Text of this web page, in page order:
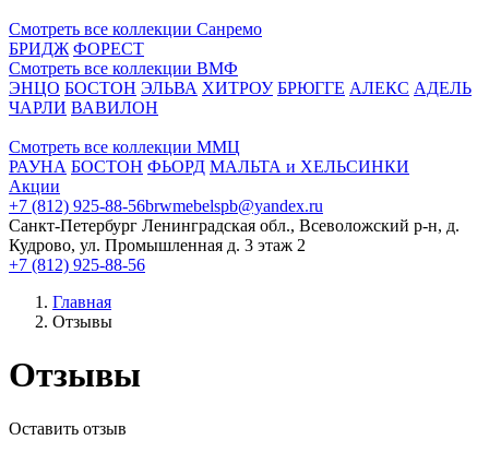
Смотреть все коллекции Санремо
БРИДЖ ФОРЕСТ
Смотреть все коллекции ВМФ
ЭНЦО БОСТОН ЭЛЬВА ХИТРОУ БРЮГГЕ АЛЕКС АДЕЛЬ
ЧАРЛИ ВАВИЛОН
Смотреть все коллекции ММЦ
РАУНА БОСТОН ФЬОРД МАЛЬТА и ХЕЛЬСИНКИ
Акции
+7 (812) 925-88-56brwmebelspb@yandex.ru
Санкт-Петербург Ленинградская обл., Всеволожский р-н, д.
Кудрово, ул. Промышленная д. 3 этаж 2
+7 (812) 925-88-56
Главная
Отзывы
Отзывы
Оставить отзыв